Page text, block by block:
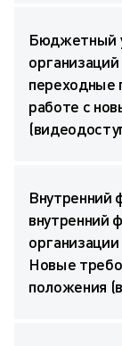
Бюджетный
переходные
работе с
Внутренний
внутренний
Новые
положения